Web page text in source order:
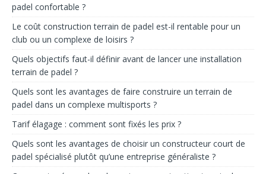
padel confortable ?
Le coût construction terrain de padel est-il rentable pour un
club ou un complexe de loisirs ?
Quels objectifs faut-il définir avant de lancer une installation
terrain de padel ?
Quels sont les avantages de faire construire un terrain de
padel dans un complexe multisports ?
Tarif élagage : comment sont fixés les prix ?
Quels sont les avantages de choisir un constructeur court de
padel spécialisé plutôt qu’une entreprise généraliste ?